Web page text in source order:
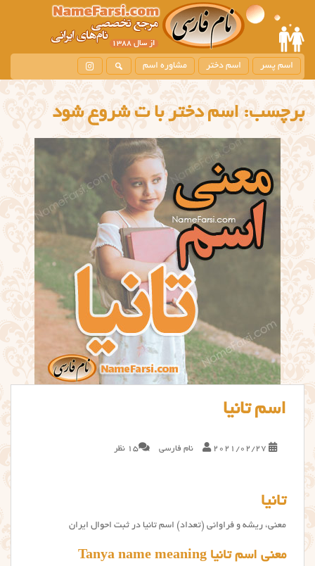
m
i
c
n
t
اسم پسر اسم دختر مشاوره اسم
برچسب:اسم دختر با ت شروع شود
اسم تانیا
2021/02/27 نام فارسی 15 نظر
تانیا
معنی، ریشه و فراوانی (تعداد) اسم تانیا در ثبت احوال ایران
معنی اسم تانیا Tanya name meaning